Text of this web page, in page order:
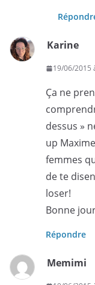
Karine
19/06/2015
Ça ne
dessus »
up
femmes
de te
loser!
Bonne
Répondre
Memimi